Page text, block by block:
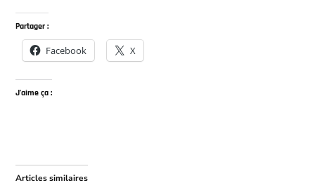
Partager :
Facebook X
J’aime ça :
Articles similaires